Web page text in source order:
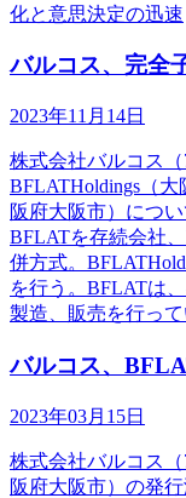
化と意思決定の迅速
バルコス、完全
2023年11月14日
株式会社バルコス
BFLATHoldings（
阪府大阪市）につ
BFLATを存続会社
併方式。
を行う。BFLATは
製造、販売を行っ
バルコス、
2023年03月15日
株式会社バルコス
阪府大阪市）の発